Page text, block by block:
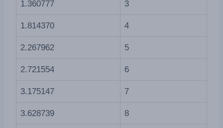
3
1.360777
4
1.814370
5
2.267962
6
2.721554
7
3.175147
8
3.628739